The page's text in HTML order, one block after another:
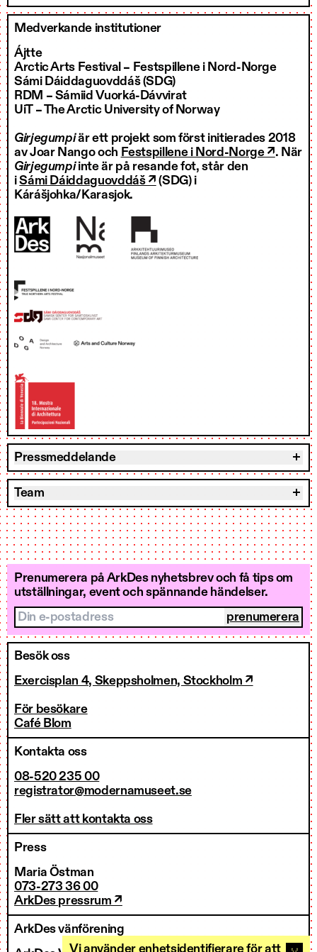
Vi använder enhetsidentifierare för att
Medverkande institutioner
Ájtte
Arctic Arts Festival – Festspillene i Nord-Norge
Sámi Dáiddaguovddáš (SDG)
RDM – Sámiid Vuorká-Dávvirat
UiT – The Arctic University of Norway
Girjegumpiär ett projekt som först initierades 2018
av Joar Nango och Festspillene i Nord-Norge ↗. När
Girjegumpiinte är på resande fot, står den
iSámi Dáiddaguovddáš ↗ (SDG) i
Kárášjohka/Karasjok.
Pressmeddelande
Team
Prenumerera på ArkDes nyhetsbrev och få tips om
utställningar, event och spännande händelser.
Din e-postadress
Besök oss
Exercisplan 4, Skeppsholmen, Stockholm ↗
För besökare
Café Blom
Kontakta oss
08-520 235 00
registrator@modernamuseet.se
Fler sätt att kontakta oss
Press
Maria Östman
073-273 36 00
ArkDes pressrum ↗
ArkDes vänförening